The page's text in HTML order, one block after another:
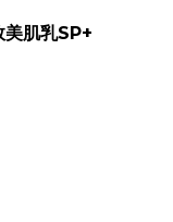
肌乳SP+